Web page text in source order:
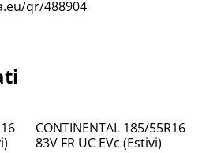
qr/488904
%
CONTINENTAL 185/55R16
83V FR UC EVc (Estivi)